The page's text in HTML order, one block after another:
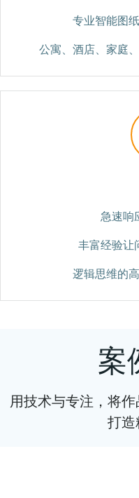
专业智能图
公寓、酒店、家庭
急速响
丰富经验让
逻辑思维的
案
用技术与专注，将
打造